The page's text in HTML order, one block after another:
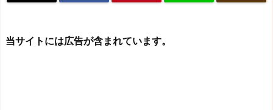
当サイトには広告が含まれています。